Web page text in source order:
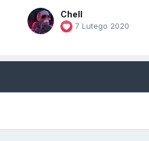
Chell
7 Lutego 2020